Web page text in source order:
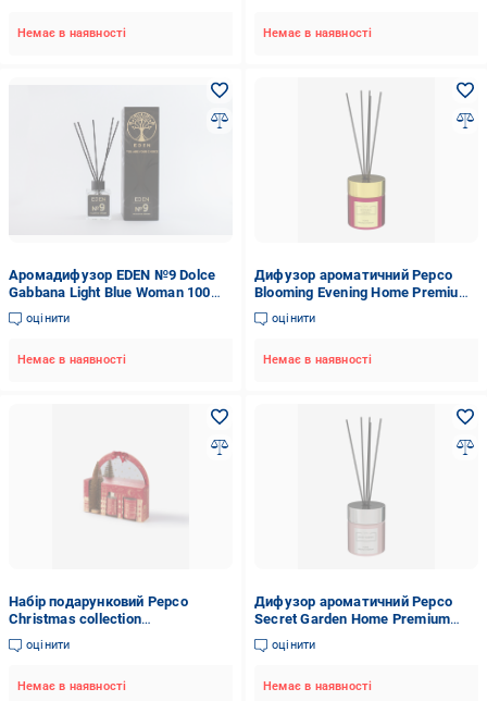
Немає в наявності Немає в наявності
Аромадифузор EDEN №9 Dolce
Gabbana Light Blue Woman 100
мл (15160536)
оцінити
Немає в наявності
Дифузор ароматичний Pepco
Blooming Evening Home Premium
Edition 100 мл
оцінити
Немає в наявності
Набір подарунковий Pepco
Christmas collection
ароматичний дифузор/свічка з
дзеркалом/ялинка Червоний
оцінити
Немає в наявності
Дифузор ароматичний Pepco
Secret Garden Home Premium
Edition 100 мл (13043621)
оцінити
Немає в наявності